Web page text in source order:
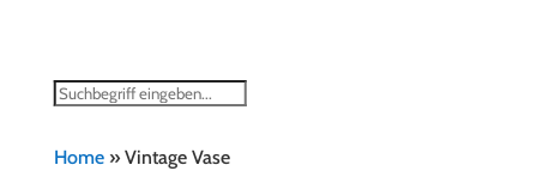
Home» Vintage Vase